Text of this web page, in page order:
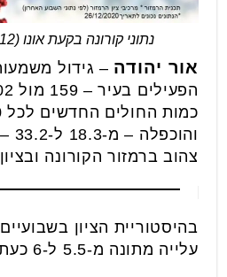
נתוני קורונה בקעת אונו (27.12 אונו NEWS)
אור יהודה – גידול
צהוב ברמזור הקורונה ובציון 6.2.
בהיסטוריית הציון
עלייה מתונה מ-5.5 ל-6 כעת.